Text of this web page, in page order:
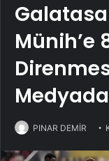
Münih’e
PINAR DEMİR